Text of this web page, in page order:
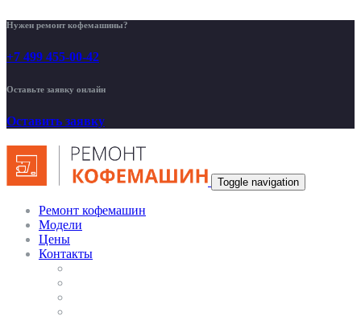
Нужен ремонт кофемашины?
+7 499 455-00-42
Оставьте заявку онлайн
Оставить заявку
Toggle navigation
Ремонт кофемашин
Модели
Цены
Контакты